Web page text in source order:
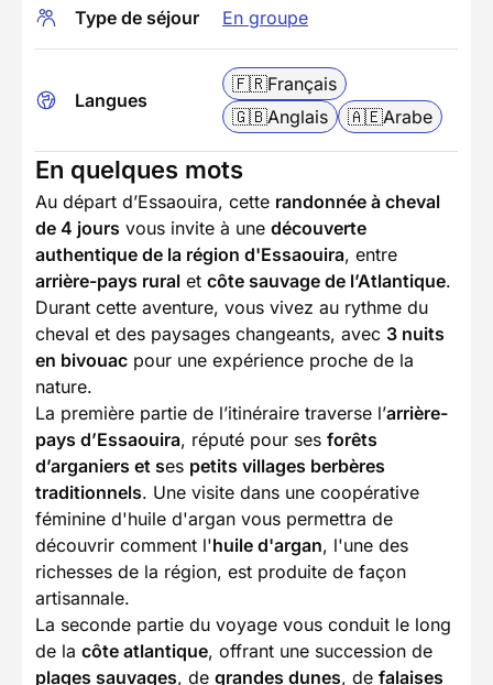
Type de séjour En groupe
Langues
🇫🇷Français
🇬🇧Anglais 🇦🇪Arabe
En quelques mots
Au départ d’Essaouira, cette randonnée à cheval
de 4 jours vous invite à une découverte
authentique de la région d'Essaouira, entre
arrière-pays rural et côte sauvage de l’Atlantique.
Durant cette aventure, vous vivez au rythme du
cheval et des paysages changeants, avec 3 nuits
en bivouac pour une expérience proche de la
nature.
La première partie de l’itinéraire traverse l’arrière-
pays d’Essaouira, réputé pour ses forêts
d’arganiers et ses petits villages berbères
traditionnels. Une visite dans une coopérative
féminine d'huile d'argan vous permettra de
découvrir comment l'huile d'argan, l'une des
richesses de la région, est produite de façon
artisannale.
La seconde partie du voyage vous conduit le long
de la côte atlantique, offrant une succession de
plages sauvages, de grandes dunes, de falaises